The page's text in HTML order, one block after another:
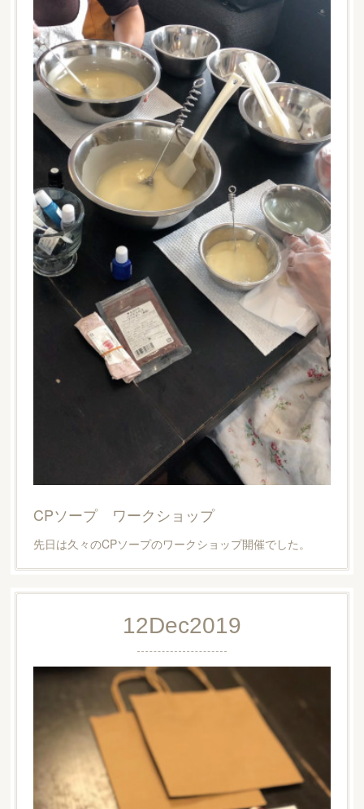
CPソープ ワークショップ
先日は久々のCPソープのワークショップ開催でした。
12Dec2019